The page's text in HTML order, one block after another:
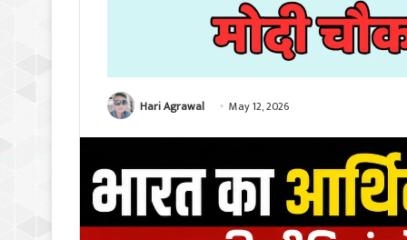
Hari Agrawal May 12, 2026